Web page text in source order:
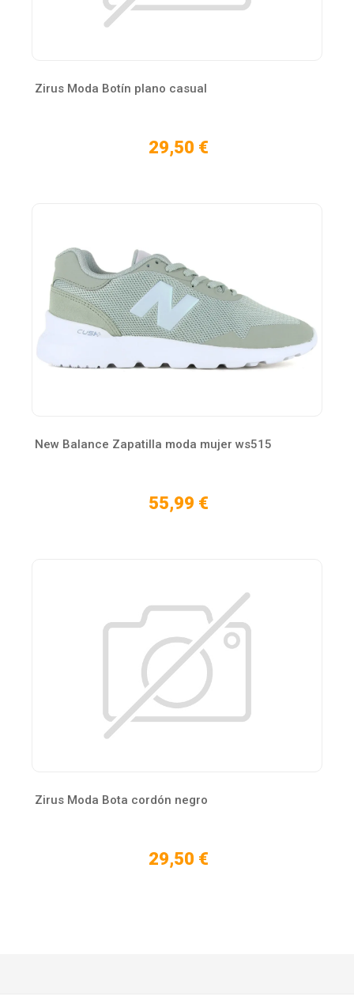
Zirus Moda Botín plano casual
29,50 €
New Balance Zapatilla moda mujer ws515
55,99 €
Zirus Moda Bota cordón negro
29,50 €